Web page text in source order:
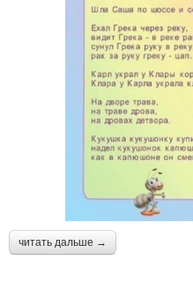
читать дальше →